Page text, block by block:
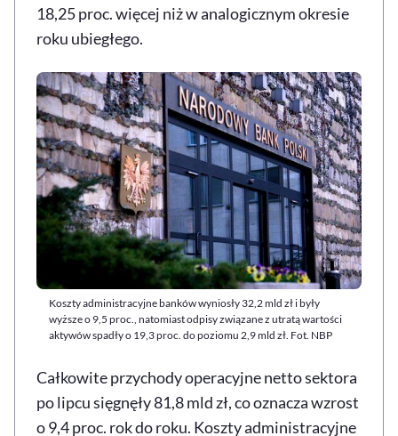
Sprawdź, jak i dlaczego zwiększamy dostępność , otwiera się w nowym
Deklaracja dostępności, otwiera się w nowym oknie
Zgłoś problem
, otwiera się w
18,25 proc. więcej niż w analogicznym okresie
roku ubiegłego.
Koszty administracyjne banków wyniosły 32,2 mld zł i były
wyższe o 9,5 proc., natomiast odpisy związane z utratą wartości
aktywów spadły o 19,3 proc. do poziomu 2,9 mld zł. Fot. NBP
Całkowite przychody operacyjne netto sektora
po lipcu sięgnęły 81,8 mld zł, co oznacza wzrost
o 9,4 proc. rok do roku. Koszty administracyjne